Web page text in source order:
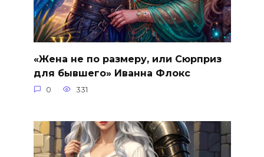
«Жена не по размеру, или Сюрприз
для бывшего» Иванна Флокс
0 331